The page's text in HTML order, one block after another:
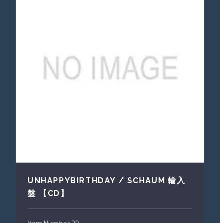
UNHAPPYBIRTHDAY / SCHAUM 輸入
盤 【CD】